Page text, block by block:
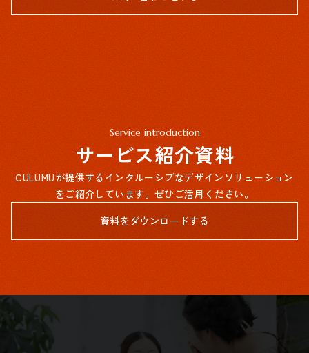
Service introduction
サービス紹介資料
CULUMUが提供するインクルーシブなデザインソリューション
をご紹介しています。ぜひご活用ください。
資料をダウンロードする